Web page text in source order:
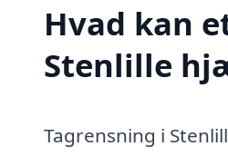
Hvad kan
Stenlille
Tagrensning i